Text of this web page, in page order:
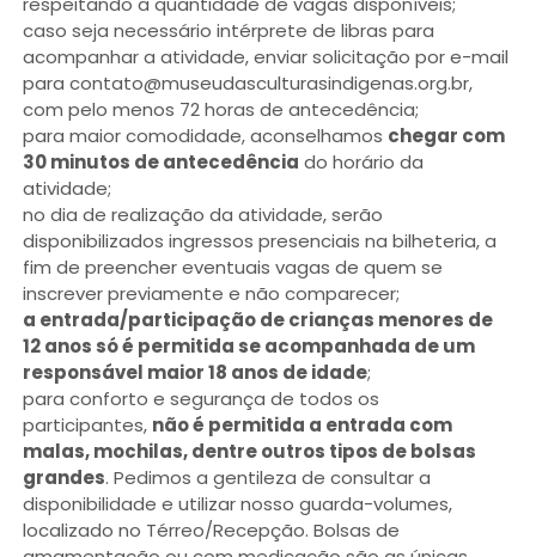
caso seja necessário intérprete de libras para
acompanhar a atividade, enviar solicitação por e-mail
para contato@museudasculturasindigenas.org.br,
com pelo menos 72 horas de antecedência;
para maior comodidade, aconselhamos chegar com
30 minutos de antecedência do horário da
atividade;
no dia de realização da atividade, serão
disponibilizados ingressos presenciais na bilheteria, a
fim de preencher eventuais vagas de quem se
inscrever previamente e não comparecer;
a entrada/participação de crianças menores de
12 anos só é permitida se acompanhada de um
responsável maior 18 anos de idade;
para conforto e segurança de todos os
participantes, não é permitida a entrada com
malas, mochilas, dentre outros tipos de bolsas
grandes. Pedimos a gentileza de consultar a
disponibilidade e utilizar nosso guarda-volumes,
localizado no Térreo/Recepção. Bolsas de